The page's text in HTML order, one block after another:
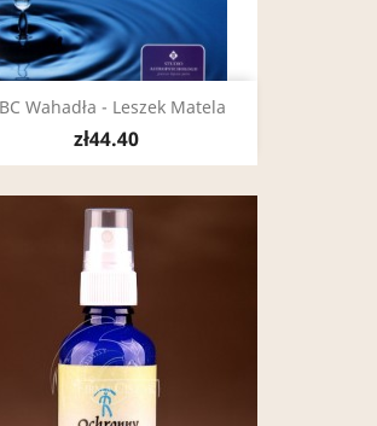
Wahadła - Leszek Matela
zł44.40